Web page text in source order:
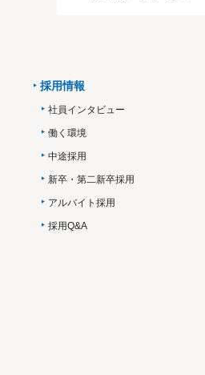
採用情報
社員インタビュー
働く環境
中途採用
新卒・第二新卒採用
アルバイト採用
採用Q&A